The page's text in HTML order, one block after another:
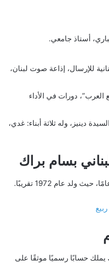
أستاذ جامعي.
للإرسال، إذاعة صوت لبنان،
العرب”، دورات في الأداء
دينيز، وله ثلاثة أبناء: غدي،
بسام براك
يملك حسابًا رسميًا موثقًا على